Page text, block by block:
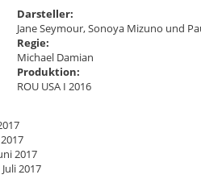
Darsteller:
Jane Seymour, Sonoya Mizuno und
Regie:
Michael Damian
Produktion:
ROU USA I 2016
2017
2017